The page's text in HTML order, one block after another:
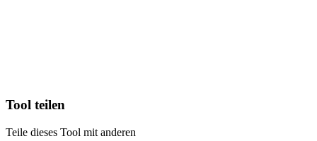
Tool teilen
Teile dieses Tool mit anderen